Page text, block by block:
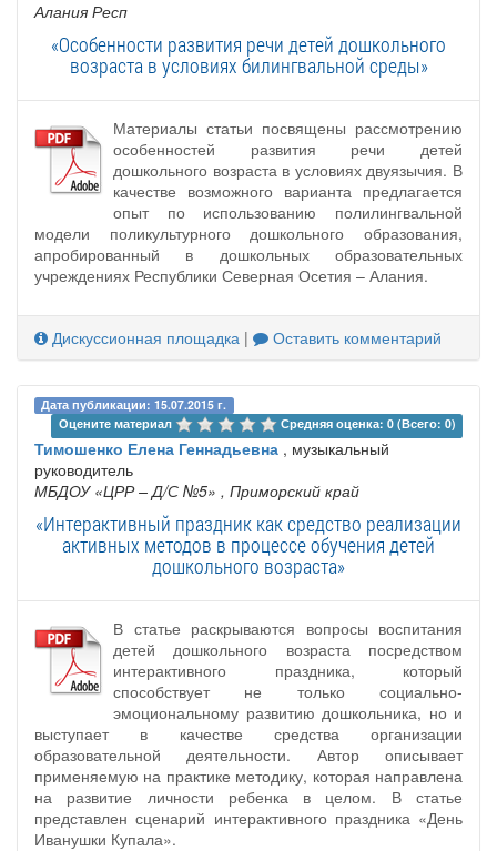
Алания Респ
«Особенности развития речи детей дошкольного
возраста в условиях билингвальной среды»
Материалы статьи посвящены рассмотрению
особенностей развития речи детей
дошкольного возраста в условиях двуязычия. В
качестве возможного варианта предлагается
опыт по использованию полилингвальной
модели поликультурного дошкольного образования,
апробированный в дошкольных образовательных
учреждениях Республики Северная Осетия – Алания.
Дискуссионная площадка | Оставить комментарий
Дата публикации: 15.07.2015 г.
Оцените материал
Средняя оценка: 0 (Всего: 0)
Тимошенко Елена Геннадьевна , музыкальный
руководитель
МБДОУ «ЦРР – Д/С №5» , Приморский край
«Интерактивный праздник как средство реализации
активных методов в процессе обучения детей
дошкольного возраста»
В статье раскрываются вопросы воспитания
детей дошкольного возраста посредством
интерактивного праздника, который
способствует не только социально-
эмоциональному развитию дошкольника, но и
выступает в качестве средства организации
образовательной деятельности. Автор описывает
применяемую на практике методику, которая направлена
на развитие личности ребенка в целом. В статье
представлен сценарий интерактивного праздника «День
Иванушки Купала».